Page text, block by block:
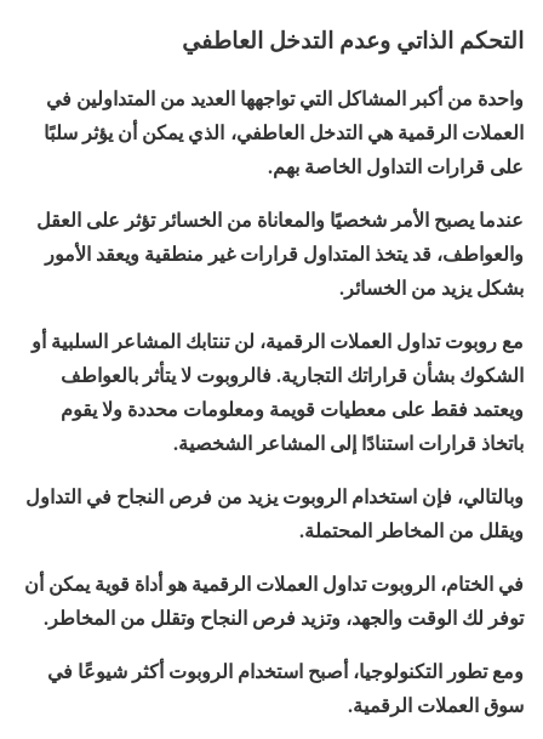
التحكم الذاتي وعدم التدخل العاطفي
واحدة من أكبر المشاكل التي تواجهها العديد من المتداولين في
العملات الرقمية هي التدخل العاطفي، الذي يمكن أن يؤثر سلبًا
على قرارات التداول الخاصة بهم.
عندما يصبح الأمر شخصيًا والمعاناة من الخسائر تؤثر على العقل
والعواطف، قد يتخذ المتداول قرارات غير منطقية ويعقد الأمور
بشكل يزيد من الخسائر.
مع روبوت تداول العملات الرقمية، لن تنتابك المشاعر السلبية أو
الشكوك بشأن قراراتك التجارية. فالروبوت لا يتأثر بالعواطف
ويعتمد فقط على معطيات قويمة ومعلومات محددة ولا يقوم
باتخاذ قرارات استنادًا إلى المشاعر الشخصية.
وبالتالي، فإن استخدام الروبوت يزيد من فرص النجاح في التداول
ويقلل من المخاطر المحتملة.
في الختام، الروبوت تداول العملات الرقمية هو أداة قوية يمكن أن
توفر لك الوقت والجهد، وتزيد فرص النجاح وتقلل من المخاطر.
ومع تطور التكنولوجيا، أصبح استخدام الروبوت أكثر شيوعًا في
سوق العملات الرقمية.